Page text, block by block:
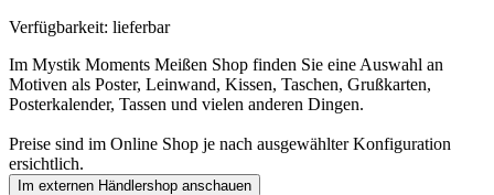
Verfügbarkeit: lieferbar
Im Mystik Moments Meißen Shop finden Sie eine Auswahl an
Motiven als Poster, Leinwand, Kissen, Taschen, Grußkarten,
Posterkalender, Tassen und vielen anderen Dingen.
Preise sind im Online Shop je nach ausgewählter Konfiguration
ersichtlich.
Im externen Händlershop anschauen